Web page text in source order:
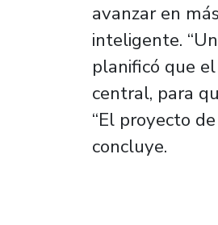
avanzar en
inteligente.
planificó que
central, para
“El proyecto
concluye.